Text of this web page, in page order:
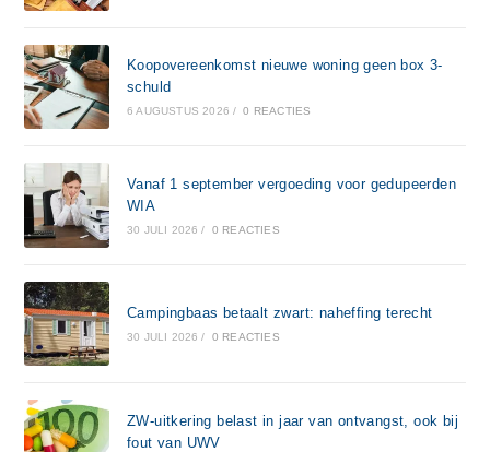
Koopovereenkomst nieuwe woning geen box 3-
schuld
6 AUGUSTUS 2026 / 0 REACTIES
Vanaf 1 september vergoeding voor gedupeerden
WIA
30 JULI 2026 / 0 REACTIES
Campingbaas betaalt zwart: naheffing terecht
30 JULI 2026 / 0 REACTIES
ZW-uitkering belast in jaar van ontvangst, ook bij
fout van UWV